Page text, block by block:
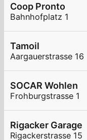
Coop Pronto
Bahnhofplatz 1
Tamoil
Aargauerstrasse 16
SOCAR Wohlen
Frohburgstrasse 1
Rigacker Garage
Rigackerstrasse 15